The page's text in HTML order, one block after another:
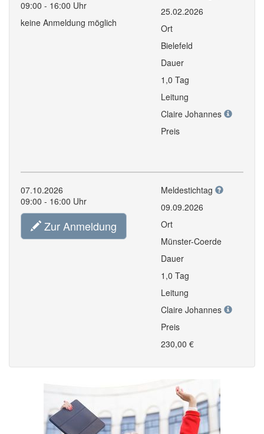
09:00 - 16:00 Uhr
keine Anmeldung möglich
25.02.2026
Ort
Bielefeld
Dauer
1,0 Tag
Leitung
Claire Johannes
Preis
07.10.2026
09:00 - 16:00 Uhr
Zur Anmeldung
Meldestichtag
09.09.2026
Ort
Münster-Coerde
Dauer
1,0 Tag
Leitung
Claire Johannes
Preis
230,00 €